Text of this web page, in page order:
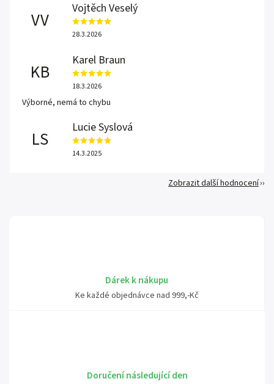
Dárek k nákupu
Ke každé objednávce nad 999,-Kč
Doručení následující den
VV
Vojtěch Veselý
28.3.2026
KB
Karel Braun
18.3.2026
Výborné, nemá to chybu
LS
Lucie Syslová
14.3.2025
Zobrazit další hodnocení